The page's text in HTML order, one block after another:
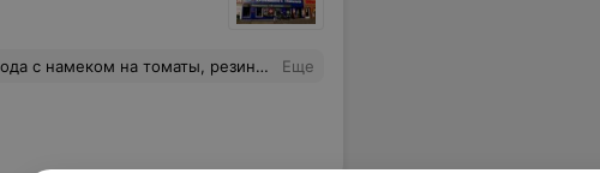
и не вкусные пепперони. Испортили все, что только могли. Заказ 1640207 Еще